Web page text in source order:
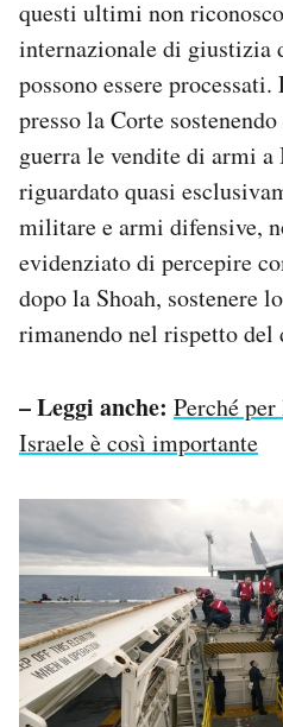
questi ultimi non
internazionale di giustizia
possono essere
presso la Corte
guerra le vendite di armi a
riguardato quasi
militare e armi difensive,
evidenziato di percepire
dopo la Shoah, sostenere
rimanendo nel rispetto
– Leggi anche: Perché
Israele è così importante